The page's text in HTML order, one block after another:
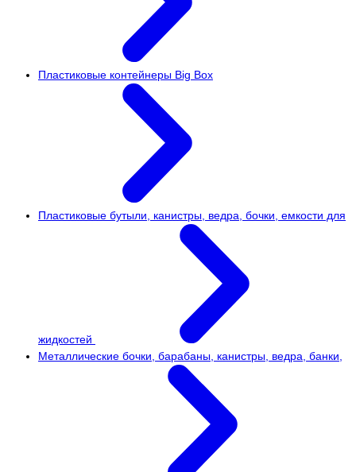
Пластиковые контейнеры Big Box
Пластиковые бутыли, канистры, ведра, бочки, емкости для
жидкостей
Металлические бочки, барабаны, канистры, ведра, банки,